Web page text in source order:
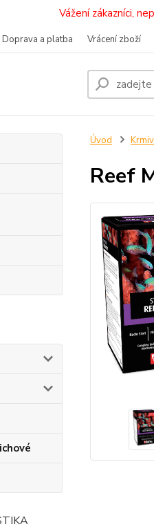
Vážení zákazníci,
Doprava a platba Vrácení zboží
Úvod
Reef